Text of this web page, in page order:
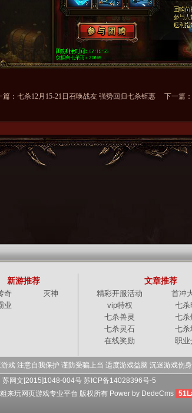
篇： 七杀12月15-21日召唤战友 强势回归七杀钜惠 下一篇：
新游推荐
奇
灭神
业
文章推荐
精彩开服活动
首冲
vip特权
七杀
七杀兽灵
七杀
七杀灵石
七杀
在线奖励
职业
戏 注意自我保护 谨防受骗上当 适度游戏益脑 沉迷游戏伤
苏网文[2015]1048-004号 苏ICP备14028396号-5
来玩网页游戏专业平台 版权所有 Power by DedeCms